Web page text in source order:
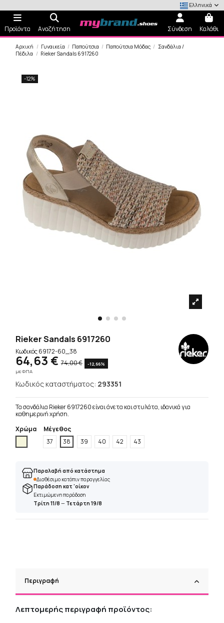
Ελληνικά
Προϊόντα Αναζήτηση Σύνδεση Καλάθι
Αρχική Γυναικεία Παπούτσια Παπούτσια Μόδας
Σανδάλια /
Πέδιλα
Rieker Sandals 6917260
-12%
Rieker Sandals 6917260
Κωδικός69172-60_38
64,63 € 74,00 €
-12,66%
με ΦΠΑ
Κωδικός καταστήματος: 293351
Τα σανδάλια Rieker 6917260 είναι άνετα και στυλάτα, ιδανικά για
καθημερινή χρήση.
Χρώμα
Μέγεθος
37
38 39 40 42 43
Παραλαβή από κατάστημα
Διαθέσιμο κατόπιν παραγγελίας
Παράδοση κατ 'οίκον
Εκτιμώμενη παράδοση
Τρίτη 11/8 — Τετάρτη 19/8
Περιγραφή
Λεπτομερής περιγραφή προϊόντος: